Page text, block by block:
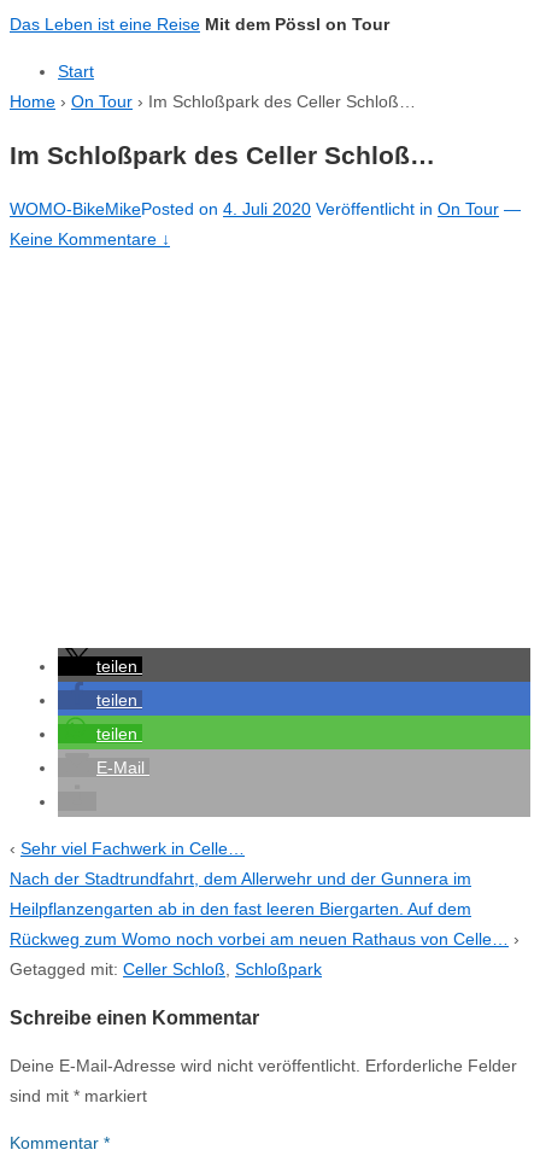
↓
zentralen
Inhalt
Das Leben ist eine Reise Mit dem Pössl on Tour
Start
Home › On Tour › Im Schloßpark des Celler Schloß…
Im Schloßpark des Celler Schloß…
WOMO-BikeMikePosted on 4. Juli 2020 Veröffentlicht in On Tour —
Keine Kommentare ↓
teilen
teilen
teilen
E-Mail
‹ Sehr viel Fachwerk in Celle…
Nach der Stadtrundfahrt, dem Allerwehr und der Gunnera im
Heilpflanzengarten ab in den fast leeren Biergarten. Auf dem
Rückweg zum Womo noch vorbei am neuen Rathaus von Celle…
›
Getagged mit: Celler Schloß Schloßpark
Schreibe einen Kommentar
Deine E-Mail-Adresse wird nicht veröffentlicht. Erforderliche Felder
sind mit * markiert
Kommentar *